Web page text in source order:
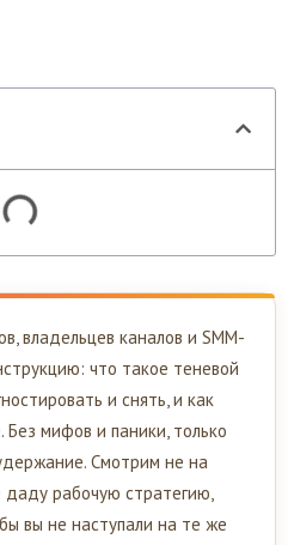
владельцев каналов и SMM-
что такое теневой
и снять, и как
мифов и паники, только
Смотрим не на
рабочую стратегию,
вы не наступали на те же